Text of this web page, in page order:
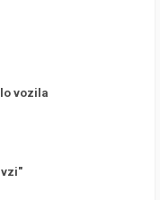
vozila